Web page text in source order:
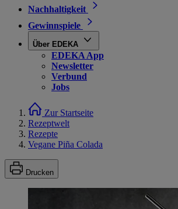
Nachhaltigkeit
Gewinnspiele
Über EDEKA
EDEKA App
Newsletter
Verbund
Jobs
Zur Startseite
Rezeptwelt
Rezepte
Vegane Piña Colada
Drucken